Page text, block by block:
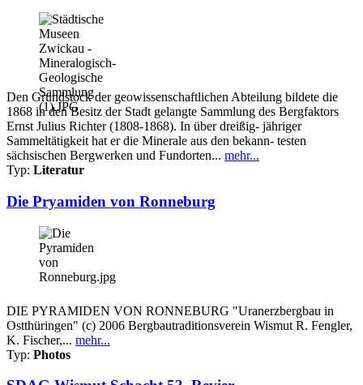
Den Grundstock der geowissenschaftlichen Abteilung bildete die
1868 in den Besitz der Stadt gelangte Sammlung des Bergfaktors
Ernst Julius Richter (1808-1868). In über dreißig- jähriger
Sammeltätigkeit hat er die Minerale aus den bekann- testen
sächsischen Bergwerken und Fundorten... mehr...
Typ: Literatur
Die Pryamiden von Ronneburg
DIE PYRAMIDEN VON RONNEBURG "Uranerzbergbau in
Ostthüringen" (c) 2006 Bergbautraditionsverein Wismut R. Fengler,
K. Fischer,... mehr...
Typ: Photos